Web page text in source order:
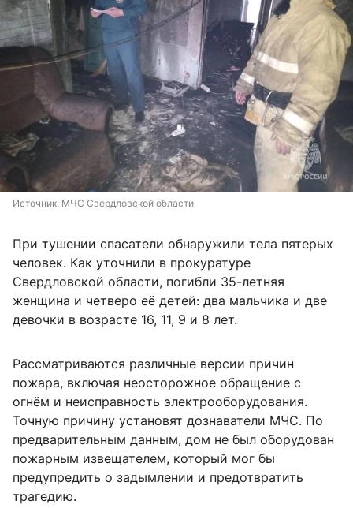
Источник: МЧС Свердловской области
При тушении спасатели обнаружили тела пятерых
человек. Как уточнили в прокуратуре
Свердловской области, погибли 35-летняя
женщина и четверо её детей: два мальчика и две
девочки в возрасте 16, 11, 9 и 8 лет.
Рассматриваются различные версии причин
пожара, включая неосторожное обращение с
огнём и неисправность электрооборудования.
Точную причину установят дознаватели МЧС. По
предварительным данным, дом не был оборудован
пожарным извещателем, который мог бы
предупредить о задымлении и предотвратить
трагедию.